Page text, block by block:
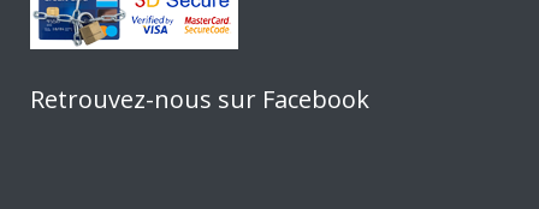
Retrouvez-nous sur Facebook